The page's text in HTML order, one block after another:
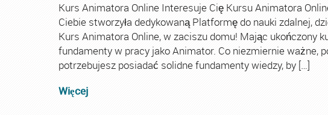
Kurs Animatora Online Interesuje Cię Kursu Animatora
Ciebie stworzyła dedykowaną Platformę do nauki zdalnej,
Kurs Animatora Online, w zaciszu domu! Mając ukończony
fundamenty w pracy jako Animator. Co niezmiernie ważne,
potrzebujesz posiadać solidne fundamenty wiedzy, by […]
Więcej